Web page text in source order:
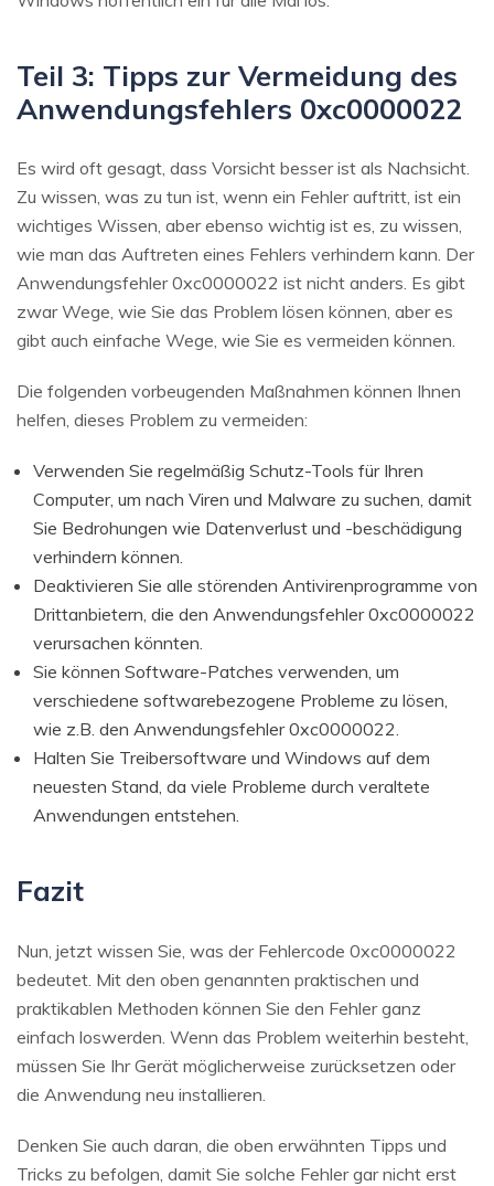
Teil 3: Tipps zur Vermeidung des
Anwendungsfehlers 0xc0000022
Es wird oft gesagt, dass Vorsicht besser ist als Nachsicht.
Zu wissen, was zu tun ist, wenn ein Fehler auftritt, ist ein
wichtiges Wissen, aber ebenso wichtig ist es, zu wissen,
wie man das Auftreten eines Fehlers verhindern kann. Der
Anwendungsfehler 0xc0000022 ist nicht anders. Es gibt
zwar Wege, wie Sie das Problem lösen können, aber es
gibt auch einfache Wege, wie Sie es vermeiden können.
Die folgenden vorbeugenden Maßnahmen können Ihnen
helfen, dieses Problem zu vermeiden:
Verwenden Sie regelmäßig Schutz-Tools für Ihren
Computer, um nach Viren und Malware zu suchen, damit
Sie Bedrohungen wie Datenverlust und -beschädigung
verhindern können.
Deaktivieren Sie alle störenden Antivirenprogramme von
Drittanbietern, die den Anwendungsfehler 0xc0000022
verursachen könnten.
Sie können Software-Patches verwenden, um
verschiedene softwarebezogene Probleme zu lösen,
wie z.B. den Anwendungsfehler 0xc0000022.
Halten Sie Treibersoftware und Windows auf dem
neuesten Stand, da viele Probleme durch veraltete
Anwendungen entstehen.
Fazit
Nun, jetzt wissen Sie, was der Fehlercode 0xc0000022
bedeutet. Mit den oben genannten praktischen und
praktikablen Methoden können Sie den Fehler ganz
einfach loswerden. Wenn das Problem weiterhin besteht,
müssen Sie Ihr Gerät möglicherweise zurücksetzen oder
die Anwendung neu installieren.
Denken Sie auch daran, die oben erwähnten Tipps und
Tricks zu befolgen, damit Sie solche Fehler gar nicht erst